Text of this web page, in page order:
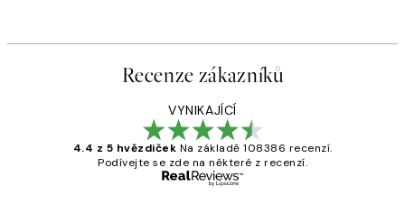
Recenze zákazníků
VYNIKAJÍCÍ
4.4 z 5 hvězdiček Na základě 108386 recenzí.
Podívejte se zde na některé z recenzí.